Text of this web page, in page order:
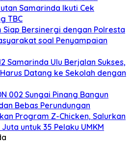
Samarinda Ikuti Cek
TBC
Siap Bersinergi dengan Polresta
soal Penyampaian
Samarinda Ulu Berjalan Sukses,
Datang ke Sekolah dengan
002 Sungai Pinang Bangun
Bebas Perundungan
Program Z-Chicken, Salurkan
untuk 35 Pelaku UMKM